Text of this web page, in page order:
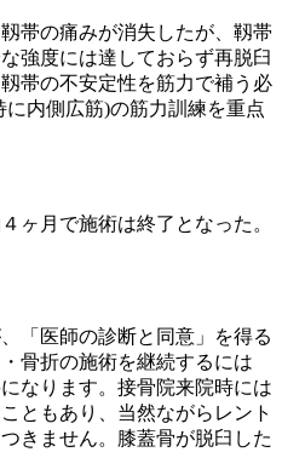
帯の痛みが消失したが、靱帯
強度には達しておらず再脱臼
帯の不安定性を筋力で補う必
内側広筋)の筋力訓練を重点
ヶ月で施術は終了となった。
「医師の診断と同意」を得る
骨折の施術を継続するには
なります。接骨院来院時には
ともあり、当然ながらレント
きません。膝蓋骨が脱臼した